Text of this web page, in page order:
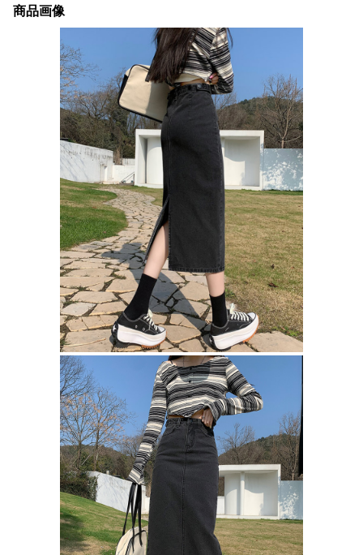
商品画像